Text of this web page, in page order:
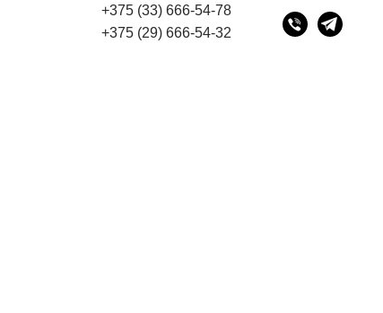
+375 (29) 666-54-32
+375 (33) 666-54-78
"Мы переехали! Офис и склад теперь по